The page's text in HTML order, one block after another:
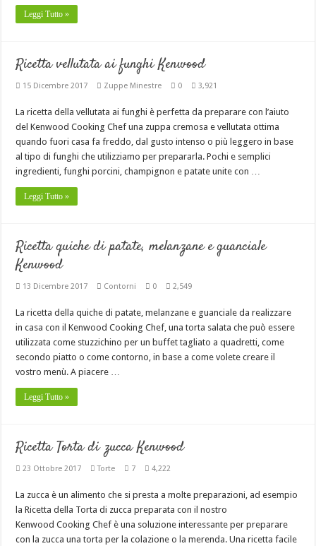
Leggi Tutto »
Ricetta vellutata ai funghi Kenwood
15 Dicembre 2017 Zuppe Minestre 0 3,921
La ricetta della vellutata ai funghi è perfetta da preparare con l’aiuto
del Kenwood Cooking Chef una zuppa cremosa e vellutata ottima
quando fuori casa fa freddo, dal gusto intenso o più leggero in base
al tipo di funghi che utilizziamo per prepararla. Pochi e semplici
ingredienti, funghi porcini, champignon e patate unite con …
Leggi Tutto »
Ricetta quiche di patate, melanzane e guanciale
Kenwood
13 Dicembre 2017 Contorni 0 2,549
La ricetta della quiche di patate, melanzane e guanciale da realizzare
in casa con il Kenwood Cooking Chef, una torta salata che può essere
utilizzata come stuzzichino per un buffet tagliato a quadretti, come
secondo piatto o come contorno, in base a come volete creare il
vostro menù. A piacere …
Leggi Tutto »
Ricetta Torta di zucca Kenwood
23 Ottobre 2017 Torte 7 4,222
La zucca è un alimento che si presta a molte preparazioni, ad esempio
la Ricetta della Torta di zucca preparata con il nostro
Kenwood Cooking Chef è una soluzione interessante per preparare
con la zucca una torta per la colazione o la merenda. Una ricetta facile